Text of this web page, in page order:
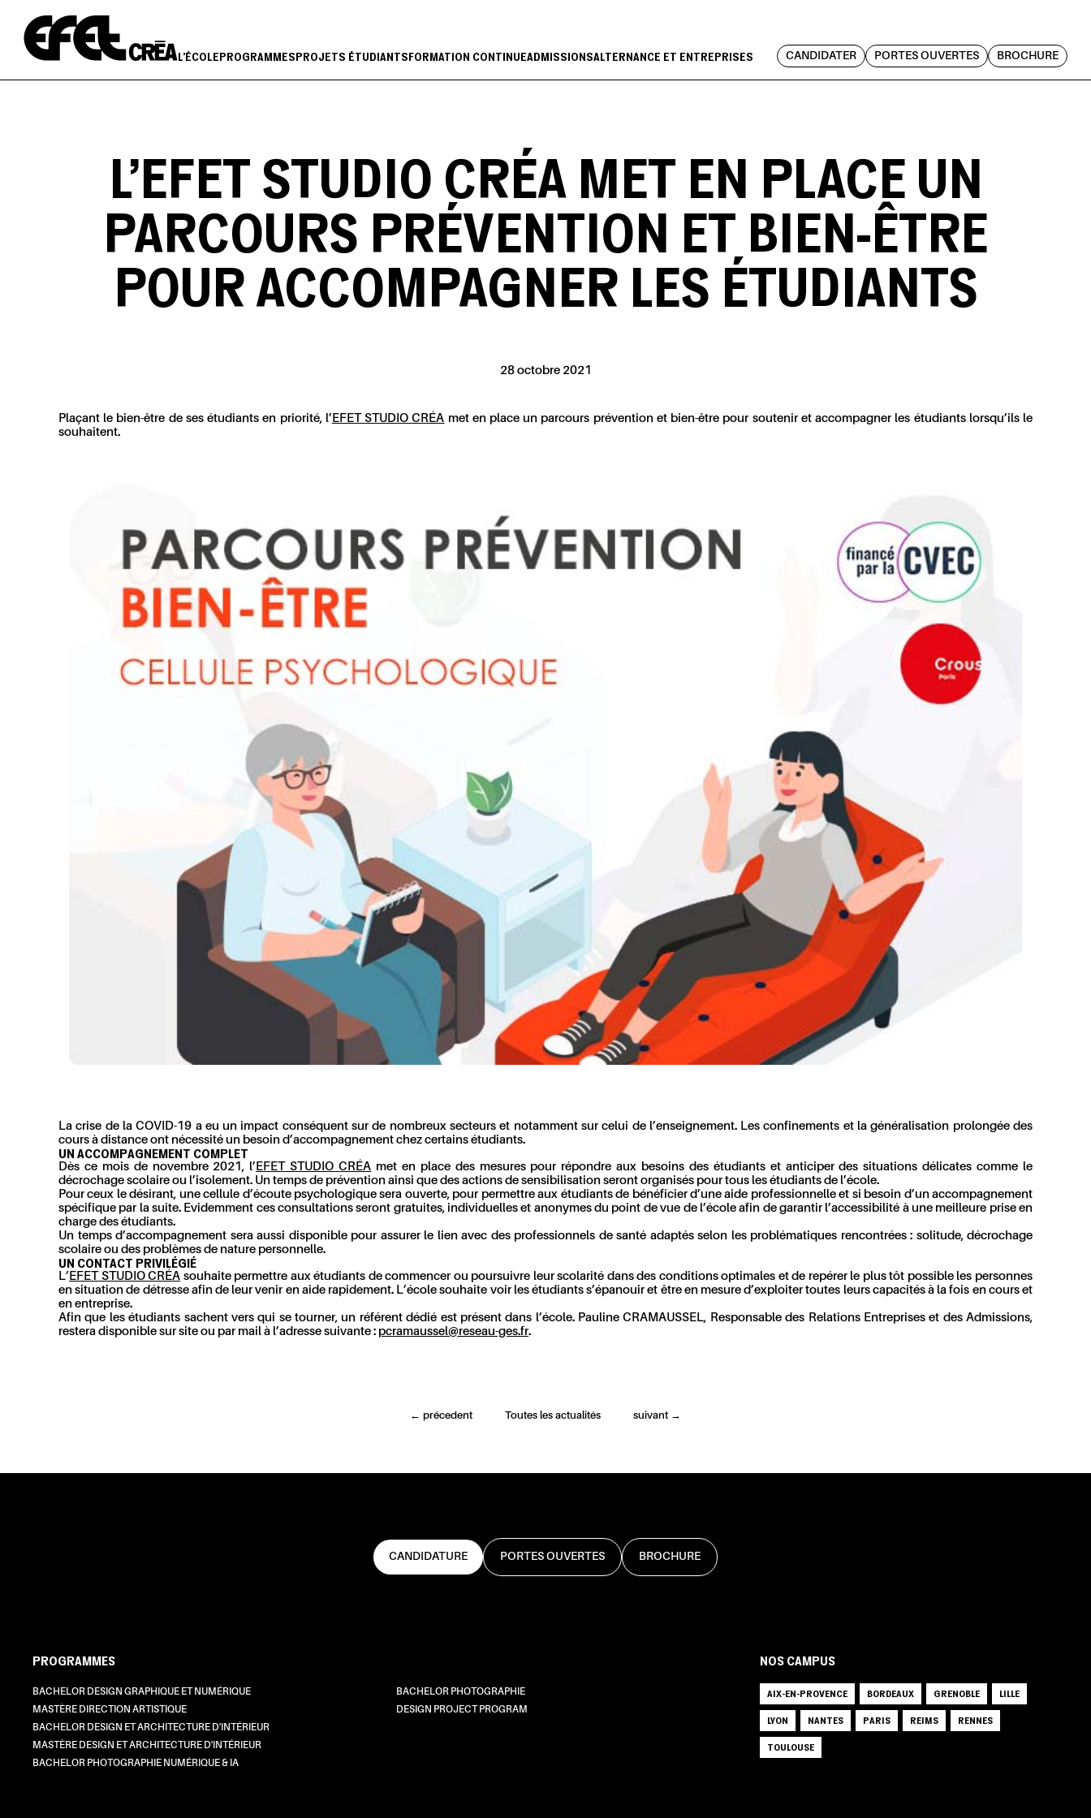
contenu
L'ÉCOLEPROGRAMMESPROJETS ÉTUDIANTSFORMATION CONTINUEADMISSIONSALTERNANCE ET ENTREPRISES CANDIDATER PORTES OUVERTES BROCHURE
L’EFET STUDIO CRÉA MET EN PLACE UN
PARCOURS PRÉVENTION ET BIEN-ÊTRE
POUR ACCOMPAGNER LES ÉTUDIANTS
28 octobre 2021
Plaçant le bien-être de ses étudiants en priorité, l’ EFET STUDIO CRÉA met en place un parcours prévention et bien-être pour soutenir et accompagner les étudiants lorsqu’ils le
souhaitent.
La crise de la COVID-19 a eu un impact conséquent sur de nombreux secteurs et notamment sur celui de l’enseignement. Les confinements et la généralisation prolongée des
cours à distance ont nécessité un besoin d’accompagnement chez certains étudiants.
UN ACCOMPAGNEMENT COMPLET
Dès ce mois de novembre 2021, l’ EFET STUDIO CRÉA met en place des mesures pour répondre aux besoins des étudiants et anticiper des situations délicates comme le
décrochage scolaire ou l’isolement. Un temps de prévention ainsi que des actions de sensibilisation seront organisés pour tous les étudiants de l’école.
Pour ceux le désirant, une cellule d’écoute psychologique sera ouverte, pour permettre aux étudiants de bénéficier d’une aide professionnelle et si besoin d’un accompagnement
spécifique par la suite. Evidemment ces consultations seront gratuites, individuelles et anonymes du point de vue de l’école afin de garantir l’accessibilité à une meilleure prise en
charge des étudiants.
Un temps d’accompagnement sera aussi disponible pour assurer le lien avec des professionnels de santé adaptés selon les problématiques rencontrées : solitude, décrochage
scolaire ou des problèmes de nature personnelle.
UN CONTACT PRIVILÉGIÉ
L’ EFET STUDIO CRÉA souhaite permettre aux étudiants de commencer ou poursuivre leur scolarité dans des conditions optimales et de repérer le plus tôt possible les personnes
en situation de détresse afin de leur venir en aide rapidement. L’école souhaite voir les étudiants s’épanouir et être en mesure d’exploiter toutes leurs capacités à la fois en cours et
en entreprise.
Afin que les étudiants sachent vers qui se tourner, un référent dédié est présent dans l’école. Pauline CRAMAUSSEL, Responsable des Relations Entreprises et des Admissions,
restera disponible sur site ou par mail à l’adresse suivante : pcramaussel@reseau-ges.fr.
← précedent Toutes les actualités suivant →
CANDIDATURE PORTES OUVERTES BROCHURE
PROGRAMMES
BACHELOR DESIGN GRAPHIQUE ET NUMÉRIQUE
MASTÈRE DIRECTION ARTISTIQUE
BACHELOR DESIGN ET ARCHITECTURE D'INTÉRIEUR
MASTÈRE DESIGN ET ARCHITECTURE D'INTÉRIEUR
BACHELOR PHOTOGRAPHIE NUMÉRIQUE & IA
BACHELOR PHOTOGRAPHIE
DESIGN PROJECT PROGRAM
NOS CAMPUS
AIX-EN-PROVENCE BORDEAUX GRENOBLE
LILLE
LYON
NANTES PARIS REIMS
RENNES
TOULOUSE